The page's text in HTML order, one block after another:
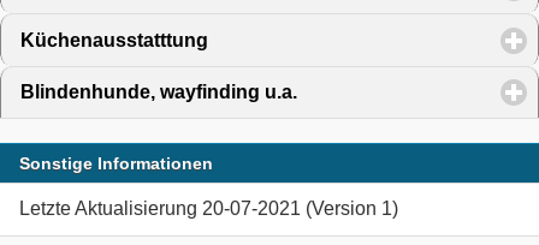
Küchenausstatttung
Blindenhunde, wayfinding u.a. click to expand contents
Sonstige Informationen
Letzte Aktualisierung 20-07-2021 (Version 1)